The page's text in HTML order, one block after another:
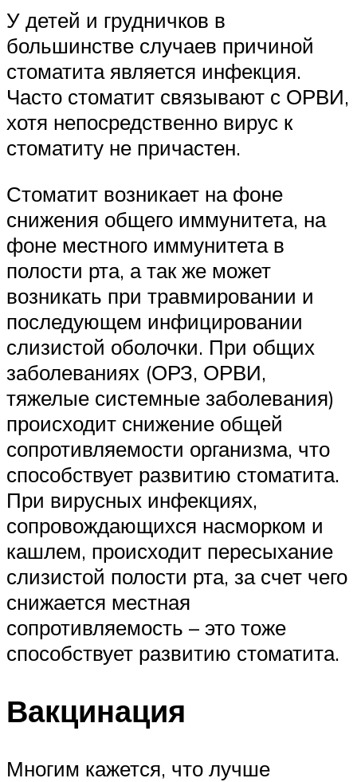
У детей и грудничков в
большинстве случаев причиной
стоматита является инфекция.
Часто стоматит связывают с ОРВИ,
хотя непосредственно вирус к
стоматиту не причастен.
Стоматит возникает на фоне
снижения общего иммунитета, на
фоне местного иммунитета в
полости рта, а так же может
возникать при травмировании и
последующем инфицировании
слизистой оболочки. При общих
заболеваниях (ОРЗ, ОРВИ,
тяжелые системные заболевания)
происходит снижение общей
сопротивляемости организма, что
способствует развитию стоматита.
При вирусных инфекциях,
сопровождающихся насморком и
кашлем, происходит пересыхание
слизистой полости рта, за счет чего
снижается местная
сопротивляемость – это тоже
способствует развитию стоматита.
Вакцинация
Многим кажется, что лучше